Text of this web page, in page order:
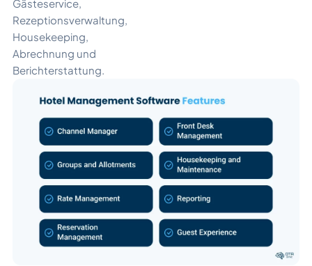
Gästeservice,
Rezeptionsverwaltung,
Housekeeping,
Abrechnung und
Berichterstattung.